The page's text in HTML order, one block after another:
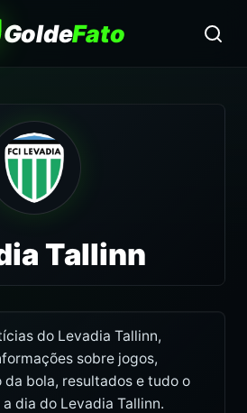
GoldeFato
Tallinn
do Levadia Tallinn,
sobre jogos,
bola, resultados e tudo o
dia do Levadia Tallinn.